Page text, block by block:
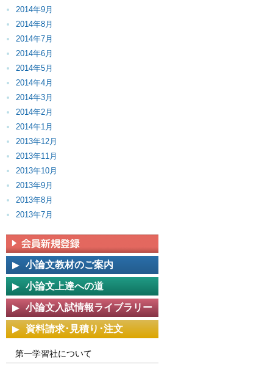
2014年9月
2014年8月
2014年7月
2014年6月
2014年5月
2014年4月
2014年3月
2014年2月
2014年1月
2013年12月
2013年11月
2013年10月
2013年9月
2013年8月
2013年7月
小論文教材のご案内
小論文上達への道
小論文入試情報ライブラリー
資料請求･見積り･注文
第一学習社について